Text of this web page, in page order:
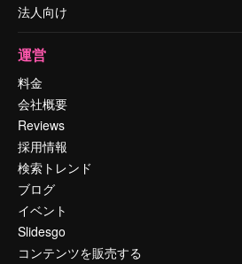
法人向け
運営
料金
会社概要
Reviews
採用情報
検索トレンド
ブログ
イベント
Slidesgo
コンテンツを販売する